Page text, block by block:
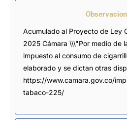
Acumulado al Proyecto de Ley
2025 Cámara \\\"Por medio de
impuesto al consumo de
elaborado y se dictan otras
https://www.camara.gov.co/
tabaco-225/